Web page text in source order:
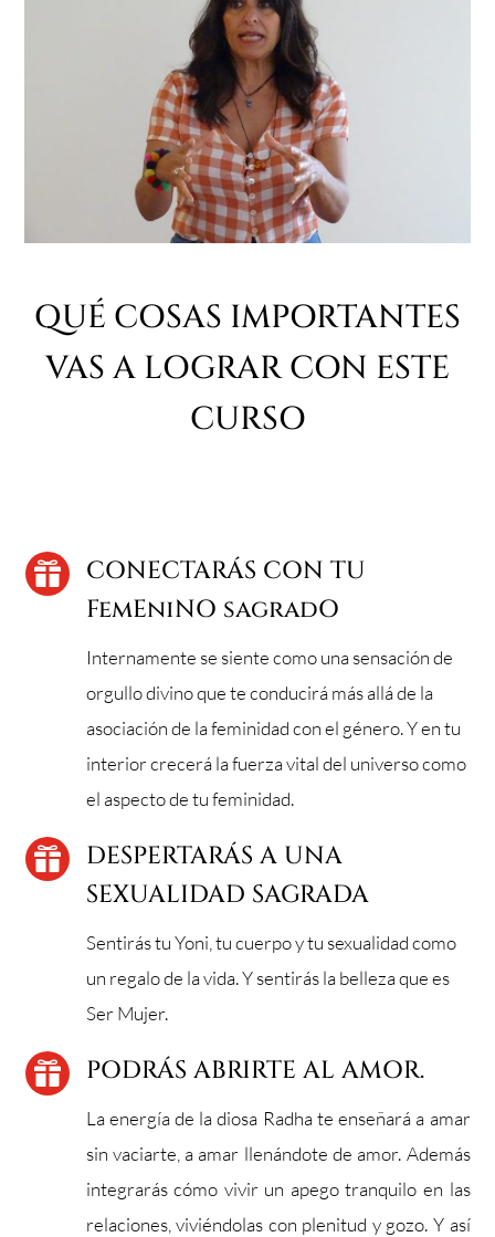
QUÉ COSAS IMPORTANTES
VAS A LOGRAR CON ESTE
CURSO

CONECTARÁS CON TU
FemEniNO sagradO
Internamente se siente como una sensación de
orgullo divino que te conducirá más allá de la
asociación de la feminidad con el género. Y en tu
interior crecerá la fuerza vital del universo como
el aspecto de tu feminidad.

DESPERTARÁS A UNA
SEXUALIDAD SAGRADA
Sentirás tu Yoni, tu cuerpo y tu sexualidad como
un regalo de la vida. Y sentirás la belleza que es
Ser Mujer.
 PODRÁS ABRIRTE AL AMOR.
La energía de la diosa Radha te enseñará a amar
sin vaciarte, a amar llenándote de amor. Además
integrarás cómo vivir un apego tranquilo en las
relaciones, viviéndolas con plenitud y gozo. Y así